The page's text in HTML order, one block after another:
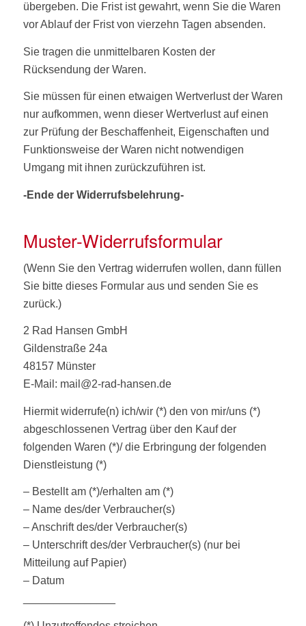
übergeben. Die Frist ist gewahrt, wenn Sie die Waren
vor Ablauf der Frist von vierzehn Tagen absenden.
Sie tragen die unmittelbaren Kosten der
Rücksendung der Waren.
Sie müssen für einen etwaigen Wertverlust der Waren
nur aufkommen, wenn dieser Wertverlust auf einen
zur Prüfung der Beschaffenheit, Eigenschaften und
Funktionsweise der Waren nicht notwendigen
Umgang mit ihnen zurückzuführen ist.
-Ende der Widerrufsbelehrung-
Muster-Widerrufsformular
(Wenn Sie den Vertrag widerrufen wollen, dann füllen
Sie bitte dieses Formular aus und senden Sie es
zurück.)
2 Rad Hansen GmbH
Gildenstraße 24a
48157 Münster
E-Mail: mail@2-rad-hansen.de
Hiermit widerrufe(n) ich/wir (*) den von mir/uns (*)
abgeschlossenen Vertrag über den Kauf der
folgenden Waren (*)/ die Erbringung der folgenden
Dienstleistung (*)
– Bestellt am (*)/erhalten am (*)
– Name des/der Verbraucher(s)
– Anschrift des/der Verbraucher(s)
– Unterschrift des/der Verbraucher(s) (nur bei
Mitteilung auf Papier)
– Datum